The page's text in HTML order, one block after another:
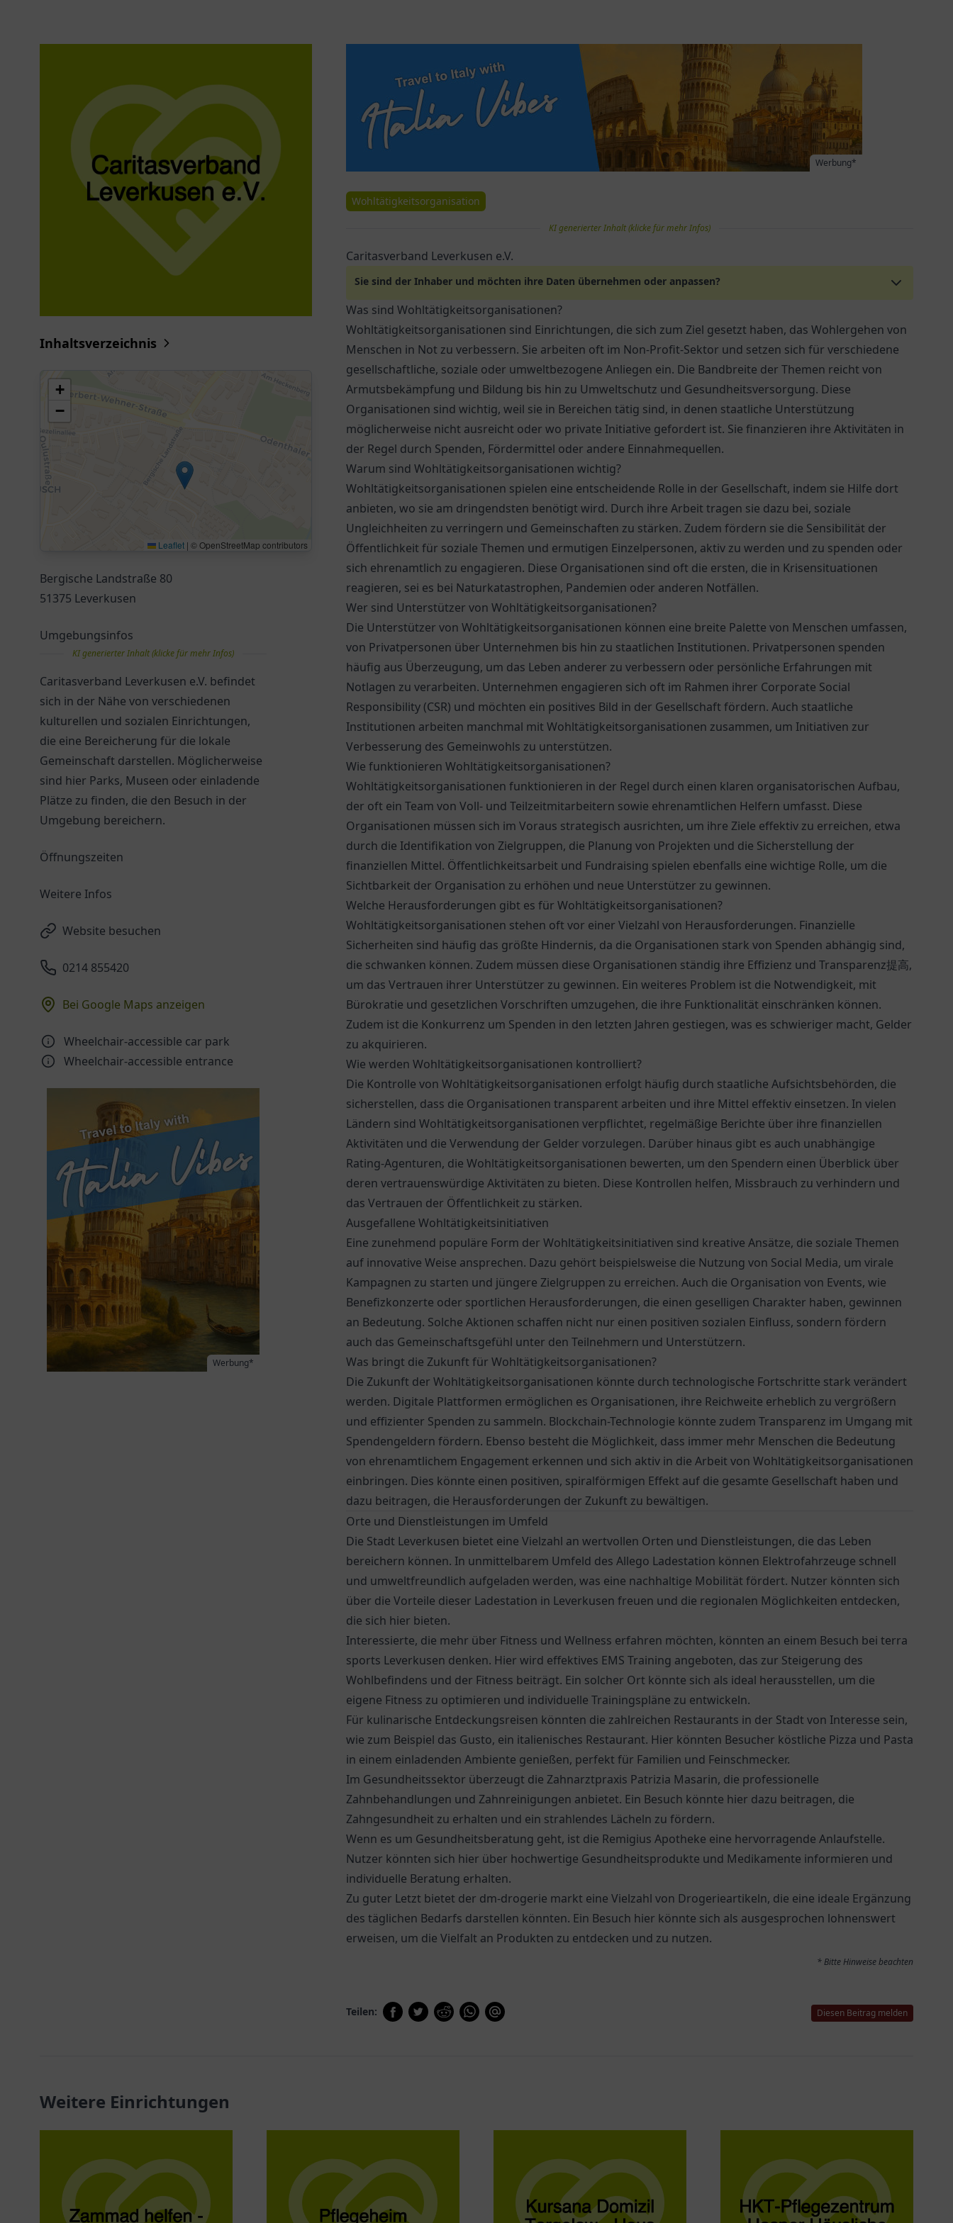
Inhaltsverzeichnis
+
−
Leaflet | © OpenStreetMap contributors
Bergische Landstraße 80
51375 Leverkusen
Umgebungsinfos
KI generierter Inhalt (klicke für mehr Infos)
Caritasverband Leverkusen e.V. befindet
sich in der Nähe von verschiedenen
kulturellen und sozialen Einrichtungen,
die eine Bereicherung für die lokale
Gemeinschaft darstellen. Möglicherweise
sind hier Parks, Museen oder einladende
Plätze zu finden, die den Besuch in der
Umgebung bereichern.
Öffnungszeiten
Weitere Infos
Website besuchen
0214 855420
Bei Google Maps anzeigen
Wheelchair-accessible car park
Wheelchair-accessible entrance
Werbung*
Werbung*
Wohltätigkeitsorganisation
KI generierter Inhalt (klicke für mehr Infos)
Caritasverband Leverkusen e.V.
Sie sind der Inhaber und möchten ihre Daten übernehmen oder anpassen?
Was sind Wohltätigkeitsorganisationen?
Wohltätigkeitsorganisationen sind Einrichtungen, die sich zum Ziel gesetzt haben, das Wohlergehen von
Menschen in Not zu verbessern. Sie arbeiten oft im Non-Profit-Sektor und setzen sich für verschiedene
gesellschaftliche, soziale oder umweltbezogene Anliegen ein. Die Bandbreite der Themen reicht von
Armutsbekämpfung und Bildung bis hin zu Umweltschutz und Gesundheitsversorgung. Diese
Organisationen sind wichtig, weil sie in Bereichen tätig sind, in denen staatliche Unterstützung
möglicherweise nicht ausreicht oder wo private Initiative gefordert ist. Sie finanzieren ihre Aktivitäten in
der Regel durch Spenden, Fördermittel oder andere Einnahmequellen.
Warum sind Wohltätigkeitsorganisationen wichtig?
Wohltätigkeitsorganisationen spielen eine entscheidende Rolle in der Gesellschaft, indem sie Hilfe dort
anbieten, wo sie am dringendsten benötigt wird. Durch ihre Arbeit tragen sie dazu bei, soziale
Ungleichheiten zu verringern und Gemeinschaften zu stärken. Zudem fördern sie die Sensibilität der
Öffentlichkeit für soziale Themen und ermutigen Einzelpersonen, aktiv zu werden und zu spenden oder
sich ehrenamtlich zu engagieren. Diese Organisationen sind oft die ersten, die in Krisensituationen
reagieren, sei es bei Naturkatastrophen, Pandemien oder anderen Notfällen.
Wer sind Unterstützer von Wohltätigkeitsorganisationen?
Die Unterstützer von Wohltätigkeitsorganisationen können eine breite Palette von Menschen umfassen,
von Privatpersonen über Unternehmen bis hin zu staatlichen Institutionen. Privatpersonen spenden
häufig aus Überzeugung, um das Leben anderer zu verbessern oder persönliche Erfahrungen mit
Notlagen zu verarbeiten. Unternehmen engagieren sich oft im Rahmen ihrer Corporate Social
Responsibility (CSR) und möchten ein positives Bild in der Gesellschaft fördern. Auch staatliche
Institutionen arbeiten manchmal mit Wohltätigkeitsorganisationen zusammen, um Initiativen zur
Verbesserung des Gemeinwohls zu unterstützen.
Wie funktionieren Wohltätigkeitsorganisationen?
Wohltätigkeitsorganisationen funktionieren in der Regel durch einen klaren organisatorischen Aufbau,
der oft ein Team von Voll- und Teilzeitmitarbeitern sowie ehrenamtlichen Helfern umfasst. Diese
Organisationen müssen sich im Voraus strategisch ausrichten, um ihre Ziele effektiv zu erreichen, etwa
durch die Identifikation von Zielgruppen, die Planung von Projekten und die Sicherstellung der
finanziellen Mittel. Öffentlichkeitsarbeit und Fundraising spielen ebenfalls eine wichtige Rolle, um die
Sichtbarkeit der Organisation zu erhöhen und neue Unterstützer zu gewinnen.
Welche Herausforderungen gibt es für Wohltätigkeitsorganisationen?
Wohltätigkeitsorganisationen stehen oft vor einer Vielzahl von Herausforderungen. Finanzielle
Sicherheiten sind häufig das größte Hindernis, da die Organisationen stark von Spenden abhängig sind,
die schwanken können. Zudem müssen diese Organisationen ständig ihre Effizienz und Transparenz提高,
um das Vertrauen ihrer Unterstützer zu gewinnen. Ein weiteres Problem ist die Notwendigkeit, mit
Bürokratie und gesetzlichen Vorschriften umzugehen, die ihre Funktionalität einschränken können.
Zudem ist die Konkurrenz um Spenden in den letzten Jahren gestiegen, was es schwieriger macht, Gelder
zu akquirieren.
Wie werden Wohltätigkeitsorganisationen kontrolliert?
Die Kontrolle von Wohltätigkeitsorganisationen erfolgt häufig durch staatliche Aufsichtsbehörden, die
sicherstellen, dass die Organisationen transparent arbeiten und ihre Mittel effektiv einsetzen. In vielen
Ländern sind Wohltätigkeitsorganisationen verpflichtet, regelmäßige Berichte über ihre finanziellen
Aktivitäten und die Verwendung der Gelder vorzulegen. Darüber hinaus gibt es auch unabhängige
Rating-Agenturen, die Wohltätigkeitsorganisationen bewerten, um den Spendern einen Überblick über
deren vertrauenswürdige Aktivitäten zu bieten. Diese Kontrollen helfen, Missbrauch zu verhindern und
das Vertrauen der Öffentlichkeit zu stärken.
Ausgefallene Wohltätigkeitsinitiativen
Eine zunehmend populäre Form der Wohltätigkeitsinitiativen sind kreative Ansätze, die soziale Themen
auf innovative Weise ansprechen. Dazu gehört beispielsweise die Nutzung von Social Media, um virale
Kampagnen zu starten und jüngere Zielgruppen zu erreichen. Auch die Organisation von Events, wie
Benefizkonzerte oder sportlichen Herausforderungen, die einen geselligen Charakter haben, gewinnen
an Bedeutung. Solche Aktionen schaffen nicht nur einen positiven sozialen Einfluss, sondern fördern
auch das Gemeinschaftsgefühl unter den Teilnehmern und Unterstützern.
Was bringt die Zukunft für Wohltätigkeitsorganisationen?
Die Zukunft der Wohltätigkeitsorganisationen könnte durch technologische Fortschritte stark verändert
werden. Digitale Plattformen ermöglichen es Organisationen, ihre Reichweite erheblich zu vergrößern
und effizienter Spenden zu sammeln. Blockchain-Technologie könnte zudem Transparenz im Umgang mit
Spendengeldern fördern. Ebenso besteht die Möglichkeit, dass immer mehr Menschen die Bedeutung
von ehrenamtlichem Engagement erkennen und sich aktiv in die Arbeit von Wohltätigkeitsorganisationen
einbringen. Dies könnte einen positiven, spiralförmigen Effekt auf die gesamte Gesellschaft haben und
dazu beitragen, die Herausforderungen der Zukunft zu bewältigen.
Orte und Dienstleistungen im Umfeld
Die Stadt Leverkusen bietet eine Vielzahl an wertvollen Orten und Dienstleistungen, die das Leben
bereichern können. In unmittelbarem Umfeld des Allego Ladestation können Elektrofahrzeuge schnell
und umweltfreundlich aufgeladen werden, was eine nachhaltige Mobilität fördert. Nutzer könnten sich
über die Vorteile dieser Ladestation in Leverkusen freuen und die regionalen Möglichkeiten entdecken,
die sich hier bieten.
Interessierte, die mehr über Fitness und Wellness erfahren möchten, könnten an einem Besuch bei terra
sports Leverkusen denken. Hier wird effektives EMS Training angeboten, das zur Steigerung des
Wohlbefindens und der Fitness beiträgt. Ein solcher Ort könnte sich als ideal herausstellen, um die
eigene Fitness zu optimieren und individuelle Trainingspläne zu entwickeln.
Für kulinarische Entdeckungsreisen könnten die zahlreichen Restaurants in der Stadt von Interesse sein,
wie zum Beispiel das Gusto, ein italienisches Restaurant. Hier könnten Besucher köstliche Pizza und Pasta
in einem einladenden Ambiente genießen, perfekt für Familien und Feinschmecker.
Im Gesundheitssektor überzeugt die Zahnarztpraxis Patrizia Masarin, die professionelle
Zahnbehandlungen und Zahnreinigungen anbietet. Ein Besuch könnte hier dazu beitragen, die
Zahngesundheit zu erhalten und ein strahlendes Lächeln zu fördern.
Wenn es um Gesundheitsberatung geht, ist die Remigius Apotheke eine hervorragende Anlaufstelle.
Nutzer könnten sich hier über hochwertige Gesundheitsprodukte und Medikamente informieren und
individuelle Beratung erhalten.
Zu guter Letzt bietet der dm-drogerie markt eine Vielzahl von Drogerieartikeln, die eine ideale Ergänzung
des täglichen Bedarfs darstellen könnten. Ein Besuch hier könnte sich als ausgesprochen lohnenswert
erweisen, um die Vielfalt an Produkten zu entdecken und zu nutzen.
* Bitte Hinweise beachten
Teilen: Diesen Beitrag melden
Weitere Einrichtungen